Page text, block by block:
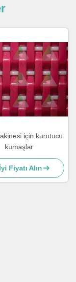
için kurutucu
kumaşlar
Fiyatı Alın